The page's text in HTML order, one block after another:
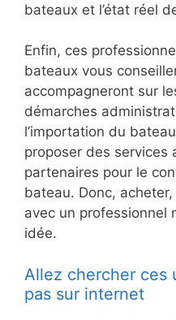
bateaux et l’état réel
Enfin, ces
bateaux vous
accompagneront sur
démarches
l’importation du
proposer des services
partenaires pour le
bateau. Donc,
avec un professionnel
idée.
Allez chercher ces
pas sur internet